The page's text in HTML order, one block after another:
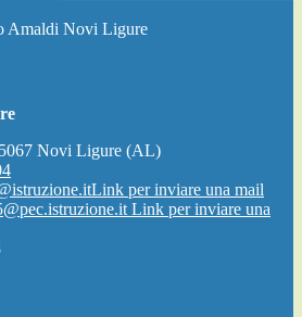
Amaldi Novi Ligure
Novi Ligure (AL)
Link per inviare una mail
Link per inviare una